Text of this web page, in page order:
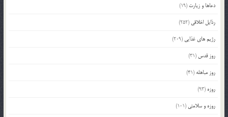
دعاها و زیارت (19)
رذایل اخلاقی (252)
رژیم های غذایی (209)
روز قدس (31)
روز مباهله (41)
روزه (93)
روزه و سلامتی (101)